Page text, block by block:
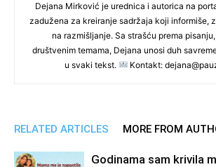
Dejana Mirković je urednica i autorica na
zadužena za kreiranje sadržaja koji informiše,
na razmišljanje. Sa strašću prema
društvenim temama, Dejana unosi duh
u svaki tekst.
Kontakt:
RELATED ARTICLES MORE FROM
Godinama sam krivila